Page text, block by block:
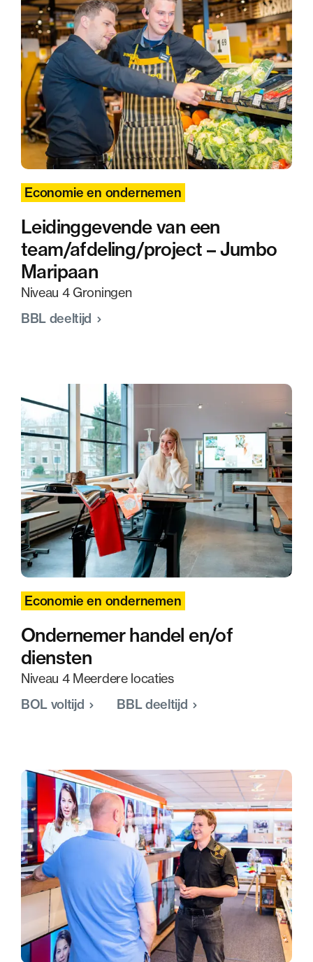
Leidinggevende van een
team/afdeling/project – Jumbo
Maripaan
Economie en ondernemen
Niveau 4 Groningen
BBL deeltijd
Ondernemer handel en/of
diensten
Economie en ondernemen
Niveau 4 Meerdere locaties
BOL voltijd
BBL deeltijd